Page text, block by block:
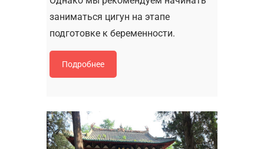
заниматься цигун на этапе
подготовке к беременности.
Подробнее